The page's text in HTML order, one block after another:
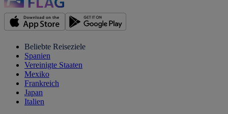
Beliebte Reiseziele
Spanien
Vereinigte Staaten
Mexiko
Frankreich
Japan
Italien